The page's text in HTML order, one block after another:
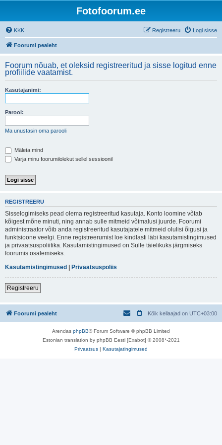
Fotofoorum.ee
KKK Logi sisse
Registreeru
Foorumi pealeht
Foorum nõuab, et oleksid registreeritud ja sisse logitud enne
profiilide vaatamist.
Kasutajanimi:
Parool:
Ma unustasin oma parooli
Mäleta mind
Varja minu foorumilolekut sellel sessioonil
REGISTREERU
Sisselogimiseks pead olema registreeritud kasutaja. Konto loomine võtab
kõigest mõne minuti, ning annab sulle mitmeid võimalusi juurde. Foorumi
administraator võib anda registreeritud kasutajatele mitmeid olulisi õigusi ja
funktsioone veelgi. Enne registreerumist loe kindlasti läbi kasutamistingimused
ja privaatsuspoliitika. Kasutamistingimused on Sulle täielikuks järgmiseks
foorumis osalemiseks.
Kasutamistingimused | Privaatsuspoliis
Registreeru
Foorumi pealeht Kõik kellaajad on UTC+03:00
Arendas phpBB® Forum Software © phpBB Limited
Estonian translation by phpBB Eesti [Exabot] © 2008*-2021
Privaatsus | Kasutajatingimused